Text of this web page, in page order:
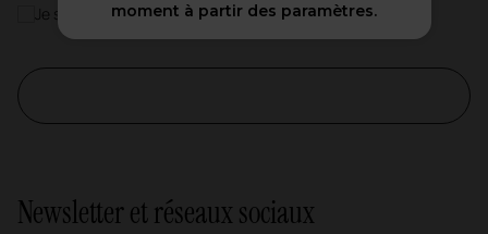
Je souhaite m'inscrire à la newsletter Actiu
Newsletter et réseaux sociaux
moment à partir des paramètres.